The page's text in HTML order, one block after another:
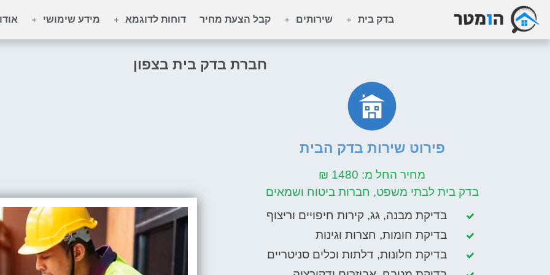
בדק בית שירותים קבל הצעת מחיר דוחות לדוגמא מידע שימושי
חברת בדק בית בצפון
פירוט שירות בדק הבית
מחיר החל מ: 1480 ₪
בדק בית לבתי משפט, חברות ביטוח ושמאים
בדיקת מבנה, גג, קירות חיפויים וריצוף
בדיקת חומות, חצרות וגינות
בדיקת חלונות, דלתות וכלים סניטריים